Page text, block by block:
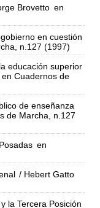
Brovetto en
en cuestión
n.127 (1997)
educación superior
en Cuadernos de
de enseñanza
de Marcha, n.127
en
/ Hebert Gatto
la Tercera Posición